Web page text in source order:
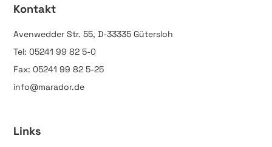
Kontakt
Avenwedder Str. 55, D-33335 Gütersloh
Tel: 05241 99 82 5-0
Fax: 05241 99 82 5-25
info@marador.de
Links